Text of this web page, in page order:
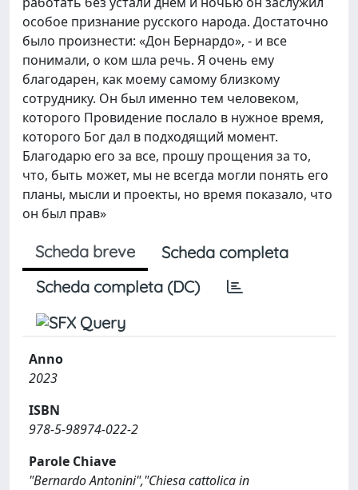
особое признание русского народа. Достаточно
было произнести: «Дон Бернардо», - и все
понимали, о ком шла речь. Я очень ему
благодарен, как моему самому близкому
сотруднику. Он был именно тем человеком,
которого Провидение послало в нужное время,
которого Бог дал в подходящий момент.
Благодарю его за все, прошу прощения за то,
что, быть может, мы не всегда могли понять его
планы, мысли и проекты, но время показало, что
он был прав»
Scheda breve
Scheda completa
Scheda completa (DC)
Anno
2023
ISBN
978-5-98974-022-2
Parole Chiave
"Bernardo Antonini","Chiesa cattolica in